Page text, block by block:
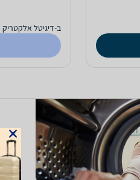
ב-דיגיטל אלקטריק